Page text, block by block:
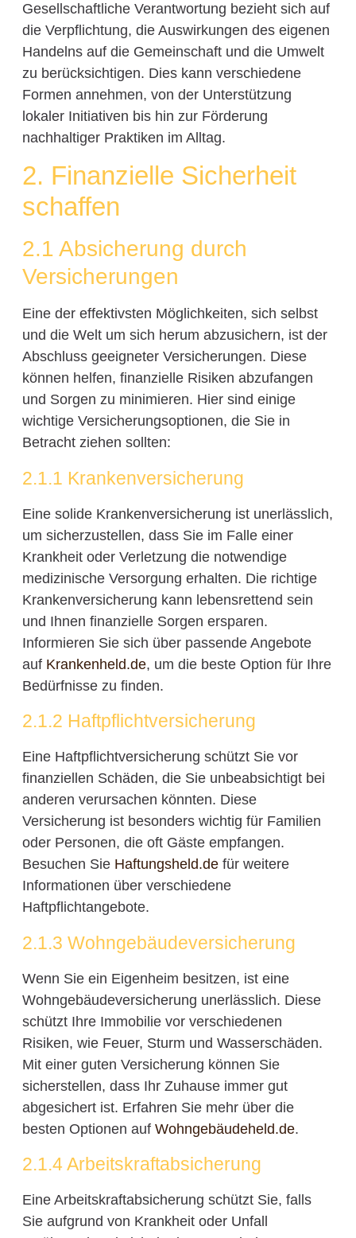
Gesellschaftliche Verantwortung bezieht sich auf
die Verpflichtung, die Auswirkungen des eigenen
Handelns auf die Gemeinschaft und die Umwelt
zu berücksichtigen. Dies kann verschiedene
Formen annehmen, von der Unterstützung
lokaler Initiativen bis hin zur Förderung
nachhaltiger Praktiken im Alltag.
2. Finanzielle Sicherheit
schaffen
2.1 Absicherung durch
Versicherungen
Eine der effektivsten Möglichkeiten, sich selbst
und die Welt um sich herum abzusichern, ist der
Abschluss geeigneter Versicherungen. Diese
können helfen, finanzielle Risiken abzufangen
und Sorgen zu minimieren. Hier sind einige
wichtige Versicherungsoptionen, die Sie in
Betracht ziehen sollten:
2.1.1 Krankenversicherung
Eine solide Krankenversicherung ist unerlässlich,
um sicherzustellen, dass Sie im Falle einer
Krankheit oder Verletzung die notwendige
medizinische Versorgung erhalten. Die richtige
Krankenversicherung kann lebensrettend sein
und Ihnen finanzielle Sorgen ersparen.
Informieren Sie sich über passende Angebote
auf Krankenheld.de, um die beste Option für Ihre
Bedürfnisse zu finden.
2.1.2 Haftpflichtversicherung
Eine Haftpflichtversicherung schützt Sie vor
finanziellen Schäden, die Sie unbeabsichtigt bei
anderen verursachen könnten. Diese
Versicherung ist besonders wichtig für Familien
oder Personen, die oft Gäste empfangen.
Besuchen Sie Haftungsheld.defür weitere
Informationen über verschiedene
Haftpflichtangebote.
2.1.3 Wohngebäudeversicherung
Wenn Sie ein Eigenheim besitzen, ist eine
Wohngebäudeversicherung unerlässlich. Diese
schützt Ihre Immobilie vor verschiedenen
Risiken, wie Feuer, Sturm und Wasserschäden.
Mit einer guten Versicherung können Sie
sicherstellen, dass Ihr Zuhause immer gut
abgesichert ist. Erfahren Sie mehr über die
besten Optionen auf Wohngebäudeheld.de.
2.1.4 Arbeitskraftabsicherung
Eine Arbeitskraftabsicherung schützt Sie, falls
Sie aufgrund von Krankheit oder Unfall